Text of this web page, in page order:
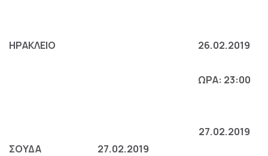
HΡΑΚΛΕΙΟ 26.02.2019
ΩΡΑ: 23:00
ΣΟΥΔΑ 27.02.2019
27.02.2019